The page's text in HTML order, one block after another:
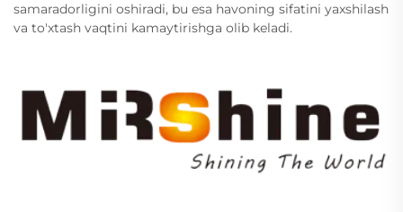
samaradorligini oshiradi, bu esa havoning sifatini yaxshilash
va to'xtash vaqtini kamaytirishga olib keladi.